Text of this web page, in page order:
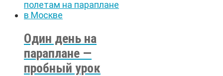
Один день на
параплане —
пробный урок